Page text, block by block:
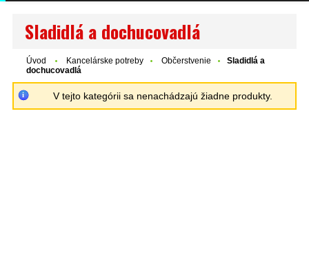
Sladidlá a dochucovadlá
Úvod Kancelárske potreby Občerstvenie
Sladidlá a
dochucovadlá
V tejto kategórii sa nenachádzajú žiadne produkty.